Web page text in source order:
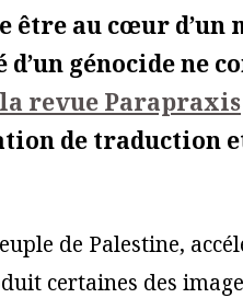
être au cœur
génocide ne
la revue Parapraxis
de traduction
de Palestine,
certaines des